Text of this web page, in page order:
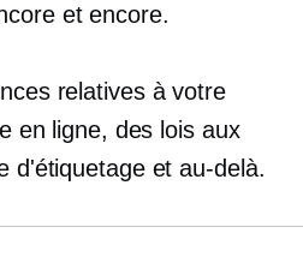
et encore.
relatives à votre
en ligne, des lois aux
d'étiquetage et au-delà.